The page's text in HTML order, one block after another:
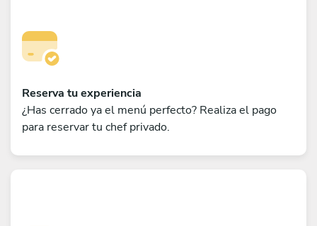
Reserva tu experiencia
¿Has cerrado ya el menú perfecto? Realiza el pago
para reservar tu chef privado.